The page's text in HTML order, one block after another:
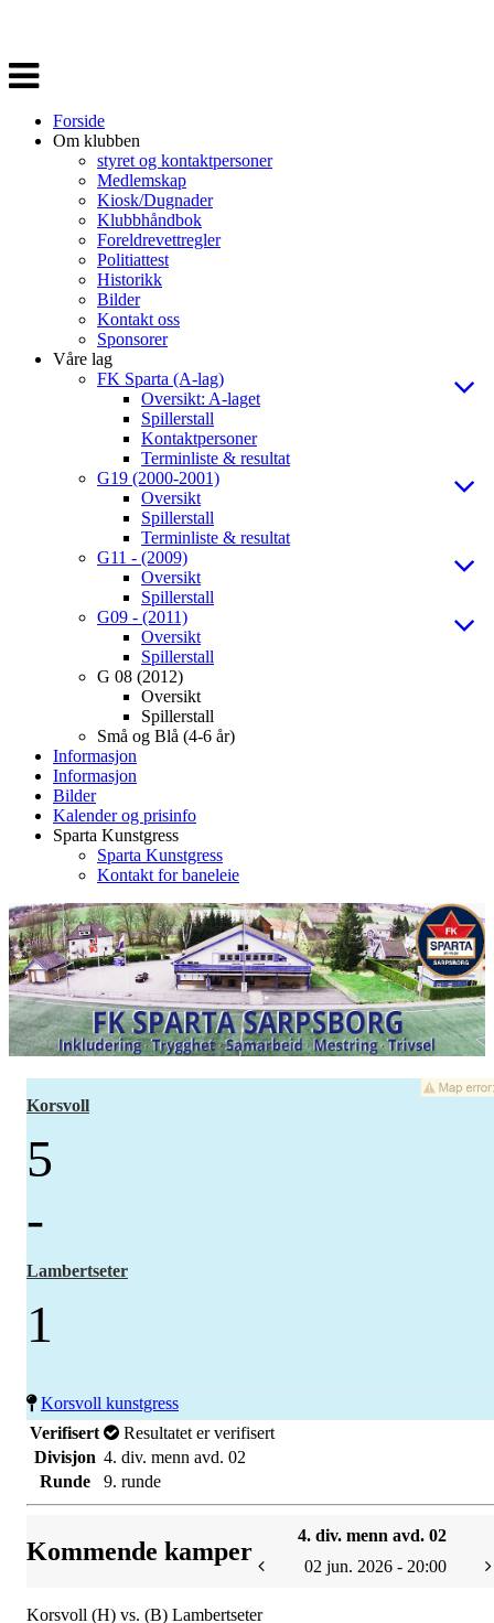
Veksle
navigasjon
Forside
Om klubben
styret og kontaktpersoner
Medlemskap
Kiosk/Dugnader
Klubbhåndbok
Foreldrevettregler
Politiattest
Historikk
Bilder
Kontakt oss
Sponsorer
Våre lag
FK Sparta (A-lag)
Oversikt: A-laget
Spillerstall
Kontaktpersoner
Terminliste & resultat
G19 (2000-2001)
Oversikt
Spillerstall
Terminliste & resultat
G11 - (2009)
Oversikt
Spillerstall
G09 - (2011)
Oversikt
Spillerstall
G 08 (2012)
Oversikt
Spillerstall
Små og Blå (4-6 år)
Informasjon
Informasjon
Bilder
Kalender og prisinfo
Sparta Kunstgress
Sparta Kunstgress
Kontakt for baneleie
Korsvoll
5
-
Lambertseter
1
Korsvoll kunstgress
Verifisert
Resultatet er verifisert
Divisjon 4. div. menn avd. 02
Runde
9. runde
Kommende kamper
4. div. menn avd. 02
02 jun. 2026 - 20:00
Korsvoll (H) vs. (B) Lambertseter